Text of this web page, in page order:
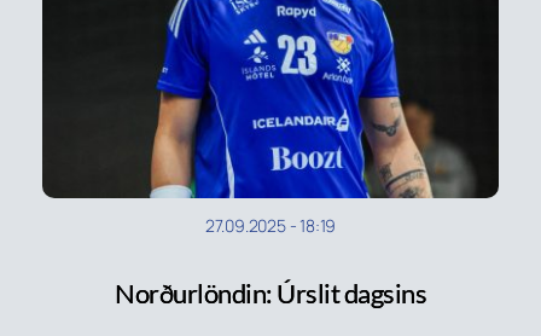
27.09.2025-18:19
Norðurlöndin: Úrslit dagsins